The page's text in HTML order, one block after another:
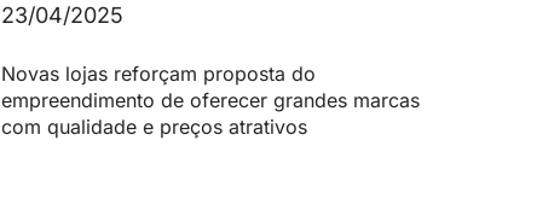
23/04/2025
Novas lojas reforçam proposta do
empreendimento de oferecer grandes marcas
com qualidade e preços atrativos